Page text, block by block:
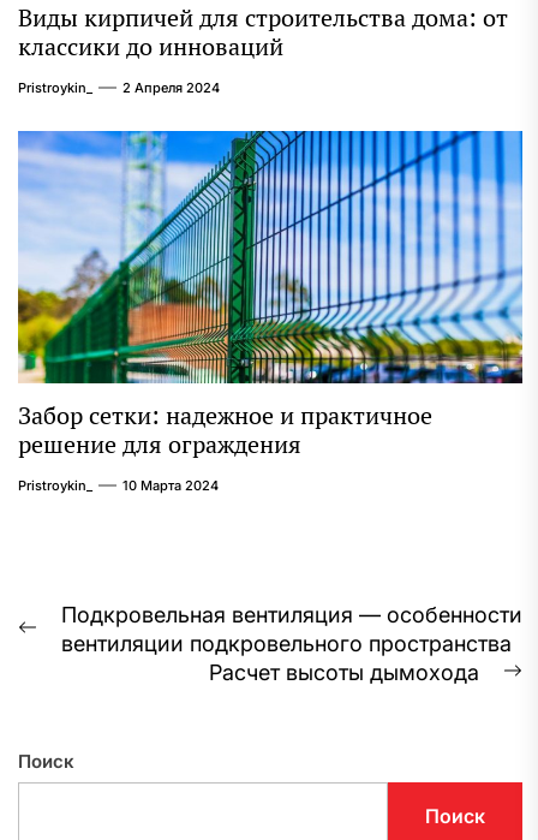
Виды кирпичей для строительства дома: от
классики до инноваций
Pristroykin_ 2 Апреля 2024
Забор сетки: надежное и практичное
решение для ограждения
Pristroykin_ 10 Марта 2024
Навигация
Предыдущая
Подкровельная вентиляция — особенности
вентиляции подкровельного пространства
Расчет высоты дымохода
Поиск
Поиск